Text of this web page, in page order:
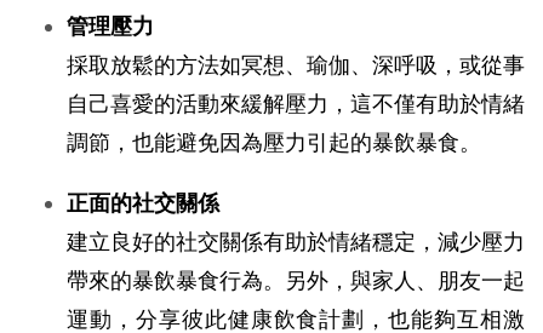
管理壓力
採取放鬆的方法如冥想、瑜伽、深呼吸，或從事
自己喜愛的活動來緩解壓力，這不僅有助於情緒
調節，也能避免因為壓力引起的暴飲暴食。
正面的社交關係
建立良好的社交關係有助於情緒穩定，減少壓力
帶來的暴飲暴食行為。另外，與家人、朋友一起
運動，分享彼此健康飲食計劃，也能夠互相激